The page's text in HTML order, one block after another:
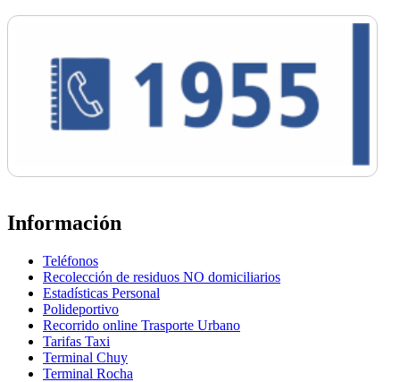
Información
Teléfonos
Recolección de residuos NO domiciliarios
Estadísticas Personal
Polideportivo
Recorrido online Trasporte Urbano
Tarifas Taxi
Terminal Chuy
Terminal Rocha